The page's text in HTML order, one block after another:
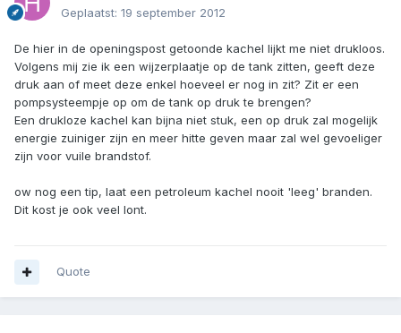
Geplaatst: 19 september 2012
De hier in de openingspost getoonde kachel lijkt me niet drukloos.
Volgens mij zie ik een wijzerplaatje op de tank zitten, geeft deze
druk aan of meet deze enkel hoeveel er nog in zit? Zit er een
pompsysteempje op om de tank op druk te brengen?
Een drukloze kachel kan bijna niet stuk, een op druk zal mogelijk
energie zuiniger zijn en meer hitte geven maar zal wel gevoeliger
zijn voor vuile brandstof.
ow nog een tip, laat een petroleum kachel nooit 'leeg' branden.
Dit kost je ook veel lont.
Quote